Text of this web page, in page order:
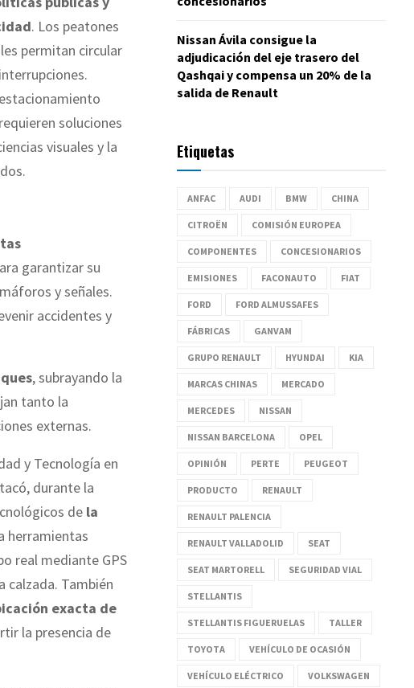
. Los peatones
permitan circular
soluciones
visuales y la
garantizar su
y señales.
accidentes y
, subrayando la
tanto la
externas.
y Tecnología en
durante la
de la
herramientas
real mediante GPS
calzada. También
exacta de
la presencia de
Nissan Ávila consigue la
adjudicación del eje trasero del
Qashqai y compensa un 20% de la
salida de Renault
Etiquetas
ANFAC AUDI BMW CHINA
CITROËN COMISIÓN EUROPEA
COMPONENTES CONCESIONARIOS
EMISIONES FACONAUTO FIAT
FORD FORD ALMUSSAFES
FÁBRICAS GANVAM
GRUPO RENAULT HYUNDAI KIA
MARCAS CHINAS MERCADO
MERCEDES NISSAN
NISSAN BARCELONA OPEL
OPINIÓN PERTE PEUGEOT
PRODUCTO RENAULT
RENAULT PALENCIA
RENAULT VALLADOLID SEAT
SEAT MARTORELL SEGURIDAD VIAL
STELLANTIS
STELLANTIS FIGUERUELAS TALLER
TOYOTA VEHÍCULO DE OCASIÓN
VEHÍCULO ELÉCTRICO VOLKSWAGEN